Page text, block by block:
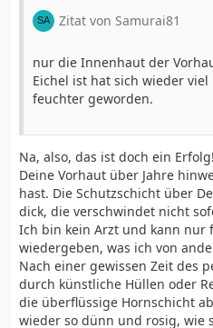
Zitat von Samurai81
nur die Innenhaut der
Eichel ist hat sich wieder
feuchter geworden.
Na, also, das ist doch ein
Deine Vorhaut über Jahre
hast. Die Schutzschicht über
dick, die verschwindet nicht
Ich bin kein Arzt und kann nur
wiedergeben, was ich von
Nach einer gewissen Zeit des
durch künstliche Hüllen oder
die überflüssige Hornschicht
wieder so dünn und rosig, wie